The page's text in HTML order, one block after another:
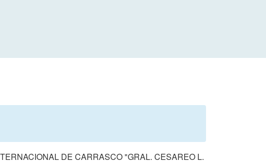
DE CARRASCO "GRAL. CESAREO L.